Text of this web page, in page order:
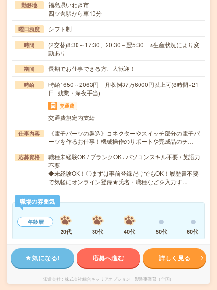
勤務地
福島県いわき市
四ツ倉駅から車10分
曜日頻度 シフト制
時間
(2交替)8:30～17:30、20:30～翌5:30 ※生産状況により変
動あり
期間 長期でお仕事できる方、大歓迎！
時給
時給1650～2063円 月収例37万6000円以上可(8時間×21
日+残業・深夜手当)
交通費
交通費規定内支給
仕事内容
《電子パーツの製造》コネクターやスイッチ部分の電子パ
ーツを作るお仕事！機械操作のサポートや完成品のチ…
応募資格
職種未経験OK / ブランクOK / パソコンスキル不要 / 英語力
不要
◆未経験OK！〇まずは事前登録だけでもOK！履歴書不要
で気軽にオンライン登録★氏名・職種などを入力す…
職場の雰囲気
年齢層
20代
30代 40代 50代 60代
気になる! 応募へ進む 詳しく見る
派遣会社 株式会社綜合キャリアオプション 製造事業部（全国）